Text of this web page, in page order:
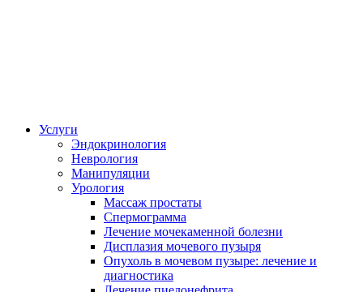
Услуги
Эндокринология
Неврология
Манипуляции
Урология
Массаж простаты
Спермограмма
Лечение мочекаменной болезни
Дисплазия мочевого пузыря
Опухоль в мочевом пузыре: лечение и
диагностика